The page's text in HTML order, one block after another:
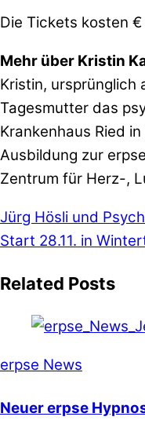
Die Tickets kosten
Mehr über Kristin
Kristin, ursprünglich
Tagesmutter das
Krankenhaus Ried
Ausbildung zur
Zentrum für Herz-,
Jürg Hösli und
Start 28.11. in
Related Posts
erpse News
Neuer erpse